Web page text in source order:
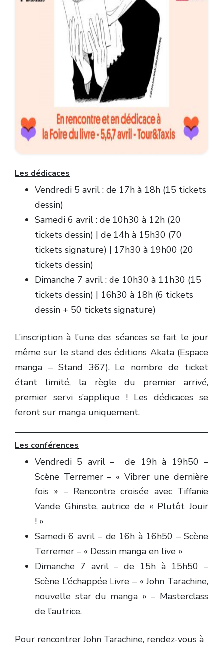
Les dédicaces
Vendredi 5 avril : de 17h à 18h (15 tickets
dessin)
Samedi 6 avril : de 10h30 à 12h (20
tickets dessin) | de 14h à 15h30 (70
tickets signature) | 17h30 à 19h00 (20
tickets dessin)
Dimanche 7 avril : de 10h30 à 11h30 (15
tickets dessin) | 16h30 à 18h (6 tickets
dessin + 50 tickets signature)
L’inscription à l’une des séances se fait le jour
même sur le stand des éditions Akata (Espace
manga – Stand 367). Le nombre de ticket
étant limité, la règle du premier arrivé,
premier servi s’applique ! Les dédicaces se
feront sur manga uniquement.
Les conférences
Vendredi 5 avril – de 19h à 19h50 –
Scène Terremer – « Vibrer une dernière
fois » – Rencontre croisée avec Tiffanie
Vande Ghinste, autrice de « Plutôt Jouir
! »
Samedi 6 avril – de 16h à 16h50 – Scène
Terremer – « Dessin manga en live »
Dimanche 7 avril – de 15h à 15h50 –
Scène L’échappée Livre – « John Tarachine,
nouvelle star du manga » – Masterclass
de l’autrice.
Pour rencontrer John Tarachine, rendez-vous à